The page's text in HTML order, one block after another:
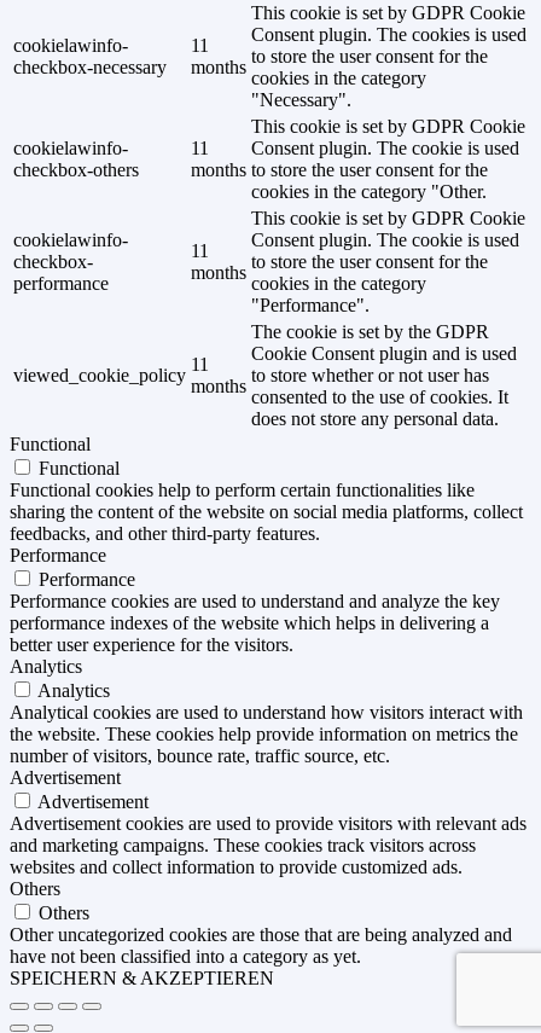
cookielawinfo-
checkbox-necessary
11
months
This cookie is set by GDPR Cookie
Consent plugin. The cookies is used
to store the user consent for the
cookies in the category
"Necessary".
cookielawinfo-
checkbox-others
11
months
This cookie is set by GDPR Cookie
Consent plugin. The cookie is used
to store the user consent for the
cookies in the category "Other.
cookielawinfo-
checkbox-
performance
11
months
This cookie is set by GDPR Cookie
Consent plugin. The cookie is used
to store the user consent for the
cookies in the category
"Performance".
viewed_cookie_policy
11
months
The cookie is set by the GDPR
Cookie Consent plugin and is used
to store whether or not user has
consented to the use of cookies. It
does not store any personal data.
Functional
Functional
Functional cookies help to perform certain functionalities like
sharing the content of the website on social media platforms, collect
feedbacks, and other third-party features.
Performance
Performance
Performance cookies are used to understand and analyze the key
performance indexes of the website which helps in delivering a
better user experience for the visitors.
Analytics
Analytics
Analytical cookies are used to understand how visitors interact with
the website. These cookies help provide information on metrics the
number of visitors, bounce rate, traffic source, etc.
Advertisement
Advertisement
Advertisement cookies are used to provide visitors with relevant ads
and marketing campaigns. These cookies track visitors across
websites and collect information to provide customized ads.
Others
Others
Other uncategorized cookies are those that are being analyzed and
have not been classified into a category as yet.
SPEICHERN & AKZEPTIEREN